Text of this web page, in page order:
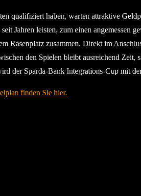
qualifiziert haben, warten attraktive
Jahren leisten, zum einen
Rasenplatz zusammen. Direkt im
den Spielen bleibt ausreichend Zeit,
der Sparda-Bank Integrations-Cup mit
finden Sie hier.